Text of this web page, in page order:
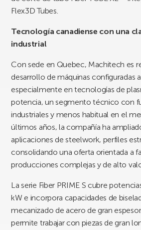
Flex3D Tubes.
Tecnología canadiense con una
industrial
Con sede en Quebec, Machitech es
desarrollo de máquinas configuradas
especialmente en tecnologías de
potencia, un segmento técnico con
industriales y menos habitual en el
últimos años, la compañía ha
aplicaciones de steelwork, perfiles
consolidando una oferta orientada a
producciones complejas y de alto
La serie Fiber PRIME S cubre
kW e incorpora capacidades de
mecanizado de acero de gran
permite trabajar con piezas de gran